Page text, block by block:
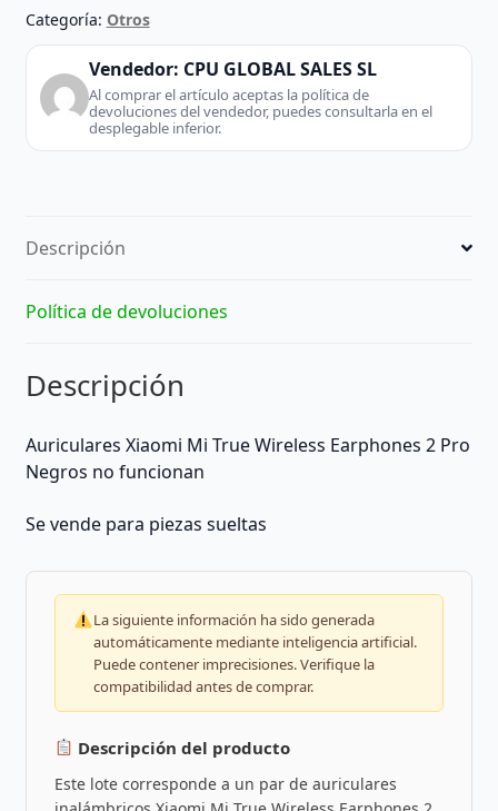
Earphones
Negros
Auriculares
Categoría: Otros
Vendedor: CPU GLOBAL SALES SL
Al comprar el artículo aceptas la política de
devoluciones del vendedor, puedes consultarla en el
desplegable inferior.
Descripción
Política de devoluciones
Descripción
Auriculares Xiaomi Mi True Wireless Earphones 2 Pro
Negros no funcionan
Se vende para piezas sueltas
La siguiente información ha sido generada
automáticamente mediante inteligencia artificial.
Puede contener imprecisiones. Verifique la
compatibilidad antes de comprar.
Descripción del producto
Este lote corresponde a un par de auriculares